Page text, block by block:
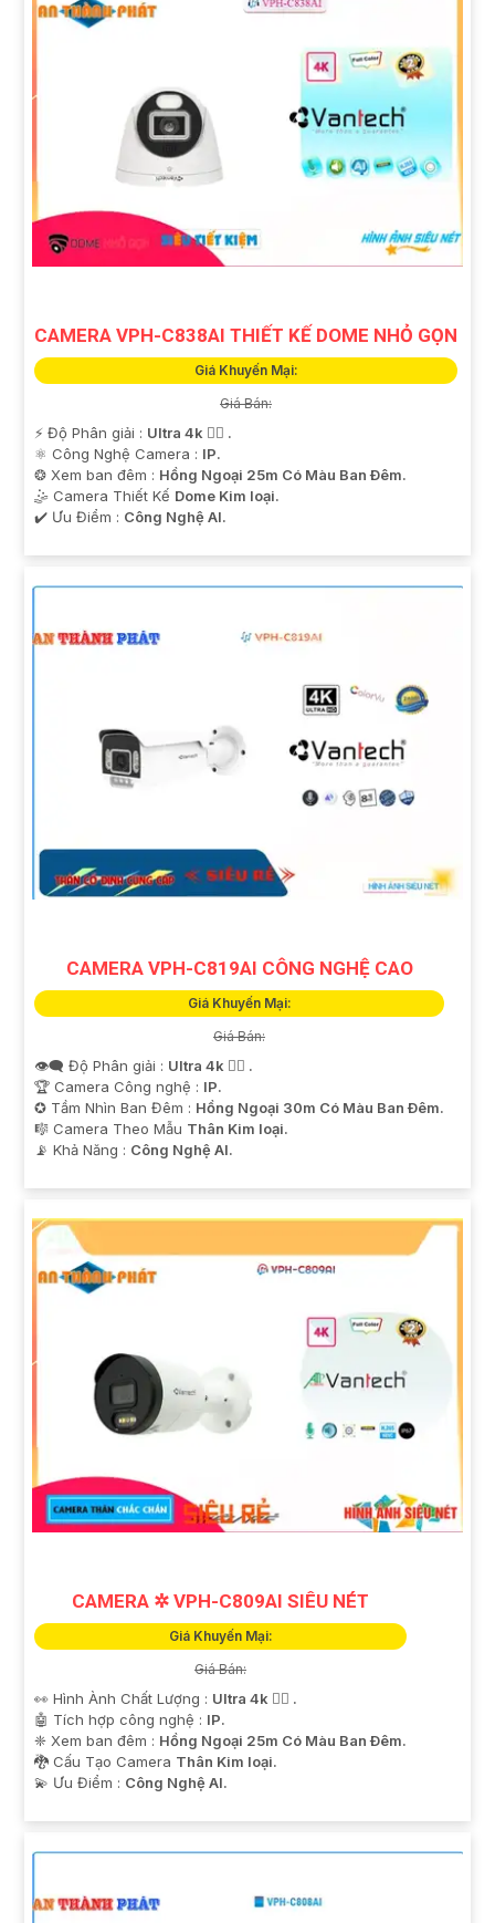
CAMERA VPH-C838AI THIẾT KẾ DOME NHỎ GỌN
Giá Khuyến Mại:
Giá Bán:
️⚡ Độ Phân giải : Ultra 4k 👍🏾 .
⚛️ Công Nghệ Camera : IP.
❂ Xem ban đêm : Hồng Ngoại 25m Có Màu Ban Ðêm.
🤹 Camera Thiết Kế Dome Kim loại.
️✔️ Ưu Điểm : Công Nghệ AI.
CAMERA VPH-C819AI CÔNG NGHỆ CAO
Giá Khuyến Mại:
Giá Bán:
👁️‍🗨 Độ Phân giải : Ultra 4k 👍🏾 .
🏆 Camera Công nghệ : IP.
✪ Tầm Nhìn Ban Đêm : Hồng Ngoại 30m Có Màu Ban Ðêm.
🎼️ Camera Theo Mẫu Thân Kim loại.
️📡 Khả Năng : Công Nghệ AI.
CAMERA ✲ VPH-C809AI SIÊU NÉT
Giá Khuyến Mại:
Giá Bán:
👀 Hình Ành Chất Lượng : Ultra 4k 👍🏾 .
🤖️ Tích hợp công nghệ : IP.
❈ Xem ban đêm : Hồng Ngoại 25m Có Màu Ban Ðêm.
🐉️ Cấu Tạo Camera Thân Kim loại.
️💫 Ưu Điểm : Công Nghệ AI.